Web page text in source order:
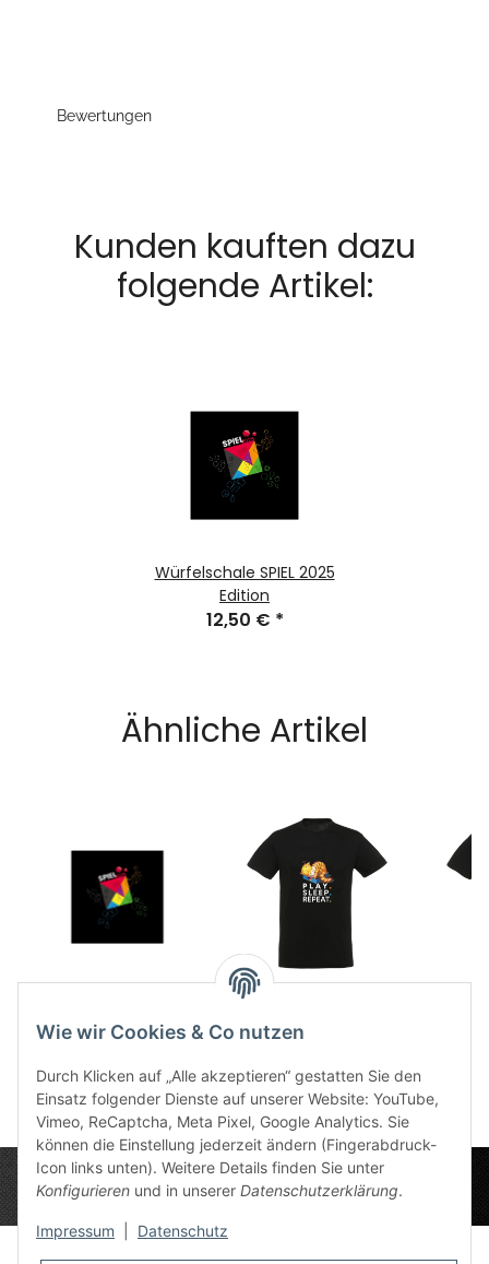
Bewertungen
Kunden kauften dazu
folgende Artikel:
Würfelschale SPIEL 2025
Edition
12,50 € *
Ähnliche Artikel
Würfelschale SPIEL
12,50 €*
T-Shirt - Meeps
26,99 €
T-
Wie wir Cookies & Co nutzen
Durch Klicken auf „Alle akzeptieren“ gestatten Sie den
Einsatz folgender Dienste auf unserer Website: YouTube,
Vimeo, ReCaptcha, Meta Pixel, Google Analytics. Sie
können die Einstellung jederzeit ändern (Fingerabdruck-
Icon links unten). Weitere Details finden Sie unter
Konfigurieren und in unserer Datenschutzerklärung.
Impressum Datenschutz